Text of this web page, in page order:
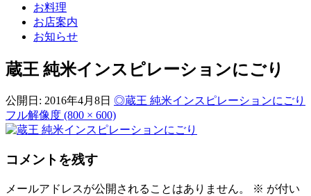
お料理
お店案内
お知らせ
蔵王 純米インスピレーションにごり
公開日: 2016年4月8日 ◎蔵王 純米インスピレーションにごり
フル解像度 (800 × 600)
コメントを残す
メールアドレスが公開されることはありません。 ※ が付い